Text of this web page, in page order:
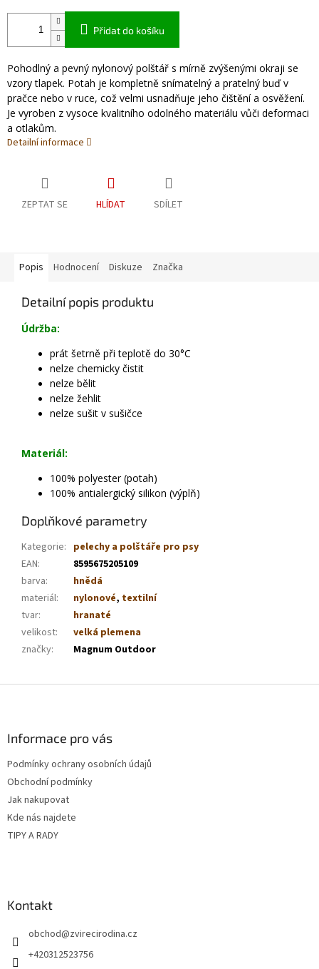
Přidat do košíku
Pohodlný a pevný nylonový polštář s mírně zvýšenými okraji se
vzory tlapek. Potah je kompletně snímatelný a pratelný buď v
pračce nebo v ruce, což velmi usnadňuje jeho čištění a osvěžení.
Je vyroben z vysoce kvalitního odolného materiálu vůči deformaci
a otlakům.
Detailní informace
ZEPTAT SE HLÍDAT SDÍLET
Popis Hodnocení Diskuze Značka
Detailní popis produktu
Údržba:
prát šetrně při teplotě do 30°C
nelze chemicky čistit
nelze bělit
nelze žehlit
nelze sušit v sušičce
Materiál:
100% polyester (potah)
100% antialergický silikon (výplň)
Doplňkové parametry
Kategorie: pelechy a polštáře pro psy
EAN:
8595675205109
barva:
hnědá
materiál: nylonové, textilní
tvar:
hranaté
velikost:
velká plemena
značky: Magnum Outdoor
Informace pro vás
Podmínky ochrany osobních údajů
Obchodní podmínky
Jak nakupovat
Kde nás najdete
TIPY A RADY
Kontakt
obchod@zvirecirodina.cz
+420312523756